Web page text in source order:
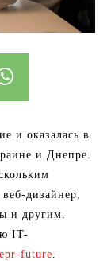
и оказалась в
и Днепре.
дизайнер,
и другим.
IT-
future.